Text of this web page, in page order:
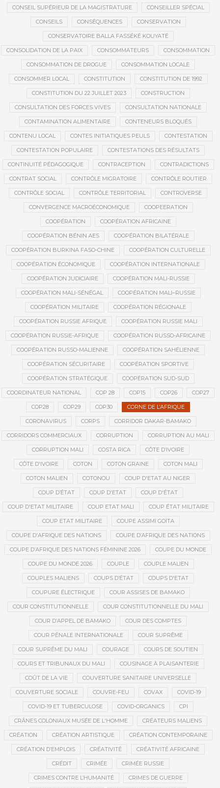
CONSEIL SUPÉRIEUR DE LA MAGISTRATURE CONSEILLER SPÉCIAL
CONSEILS CONSÉQUENCES CONSERVATION
CONSERVATOIRE BALLA FASSÉKÉ KOUYATÉ
CONSOLIDATION DE LA PAIX CONSOMMATEURS CONSOMMATION
CONSOMMATION DE DROGUE CONSOMMATION LOCALE
CONSOMMER LOCAL CONSTITUTION CONSTITUTION DE 1992
CONSTITUTION DU 22 JUILLET 2023 CONSTRUCTION
CONSULTATION DES FORCES VIVES CONSULTATION NATIONALE
CONTAMINATION ALIMENTAIRE CONTENEURS BLOQUÉS
CONTENU LOCAL CONTES INITIATIQUES PEULS CONTESTATION
CONTESTATION POPULAIRE CONTESTATIONS DES RÉSULTATS
CONTINUITÉ PÉDAGOGIQUE CONTRACEPTION CONTRADICTIONS
CONTRAT SOCIAL CONTRÔLE MIGRATOIRE CONTRÔLE ROUTIER
CONTRÔLE SOCIAL CONTRÔLE TERRITORIAL CONTROVERSE
CONVERGENCE MACROÉCONOMIQUE COOPEERATION
COOPÉRATION COOPÉRATION AFRICAINE
COOPÉRATION BÉNIN AES COOPÉRATION BILATÉRALE
COOPÉRATION BURKINA FASO-CHINE COOPÉRATION CULTURELLE
COOPÉRATION ÉCONOMIQUE COOPÉRATION INTERNATIONALE
COOPÉRATION JUDICIAIRE COOPÉRATION MALI-RUSSIE
COOPÉRATION MALI-SÉNÉGAL COOPÉRATION MALI–RUSSIE
COOPÉRATION MILITAIRE COOPÉRATION RÉGIONALE
COOPÉRATION RUSSIE AFRIQUE COOPÉRATION RUSSIE MALI
COOPÉRATION RUSSIE-AFRIQUE COOPÉRATION RUSSO-AFRICAINE
COOPÉRATION RUSSO-MALIENNE COOPÉRATION SAHÉLIENNE
COOPÉRATION SÉCURITAIRE COOPÉRATION SPORTIVE
COOPÉRATION STRATÉGIQUE COOPÉRATION SUD-SUD
COORDINATEUR NATIONAL COP 28 COP15 COP26 COP27
COP28 COP29 COP30 CORNE DE L’AFRIQUE
CORONAVIRUS CORPS CORRIDOR DAKAR-BAMAKO
CORRIDORS COMMERCIAUX CORRUPTION CORRUPTION AU MALI
CORRUPTION MALI COSTA RICA CÔTE D’IVOIRE
CÔTE D'IVOIRE COTON COTON GRAINE COTON MALI
COTON MALIEN COTONOU COUP D'ETAT AU NIGER
COUP D’ÉTAT COUP D'ETAT COUP D'ÉTAT
COUP D'ETAT MILITAIRE COUP ETAT MALI COUP ÉTAT MILITAIRE
COUP ETAT MILITAIRE COUPE ASSIMI GOÏTA
COUPE D'AFRIQUE DES NATIONS COUPE D’AFRIQUE DES NATIONS
COUPE D’AFRIQUE DES NATIONS FÉMININE 2026 COUPE DU MONDE
COUPE DU MONDE 2026 COUPLE COUPLE MALIEN
COUPLES MALIENS COUPS D’ÉTAT COUPS D'ETAT
COUPURE ÉLECTRIQUE COUR ASSISES DE BAMAKO
COUR CONSTITUTIONNELLE COUR CONSTITUTIONNELLE DU MALI
COUR D’APPEL DE BAMAKO COUR DES COMPTES
COUR PÉNALE INTERNATIONALE COUR SUPRÊME
COUR SUPRÊME DU MALI COURAGE COURS DE SOUTIEN
COURS ET TRIBUNAUX DU MALI COUSINAGE À PLAISANTERIE
COÛT DE LA VIE COUVERTURE SANITAIRE UNIVERSELLE
COUVERTURE SOCIALE COUVRE-FEU COVAX COVID-19
COVID-19 ET TUBERCULOSE COVID-ORGANICS CPI
CRÂNES COLONIAUX MUSÉE DE L'HOMME CRÉATEURS MALIENS
CRÉATION CRÉATION ARTISTIQUE CRÉATION CONTEMPORAINE
CRÉATION D’EMPLOIS CRÉATIVITÉ CRÉATIVITÉ AFRICAINE
CRÉDIT CRIMÉE CRIMÉE RUSSIE
CRIMES CONTRE L’HUMANITÉ CRIMES DE GUERRE